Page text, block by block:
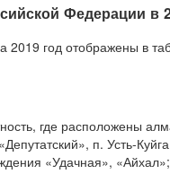
Федерации в
год отображены в
где расположены
п. Усть-
«Удачная», «Айхал»;